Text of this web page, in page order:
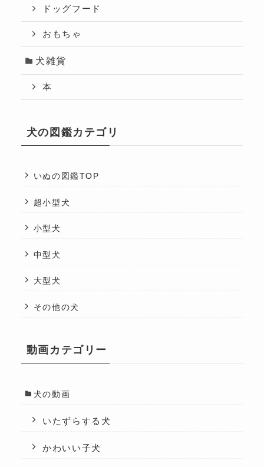
ドッグフード
おもちゃ
犬雑貨
本
犬の図鑑カテゴリ
いぬの図鑑TOP
超小型犬
小型犬
中型犬
大型犬
その他の犬
動画カテゴリー
犬の動画
いたずらする犬
かわいい子犬